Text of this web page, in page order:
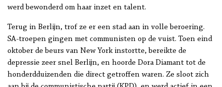
werd bewonderd om haar inzet en talent.
Terug in Berlijn, trof ze er een stad aan in volle beroering.
SA-troepen gingen met communisten op de vuist. Toen eind
oktober de beurs van New York instortte, bereikte de
depressie zeer snel Berlijn, en hoorde Dora Diamant tot de
honderdduizenden die direct getroffen waren. Ze sloot zich